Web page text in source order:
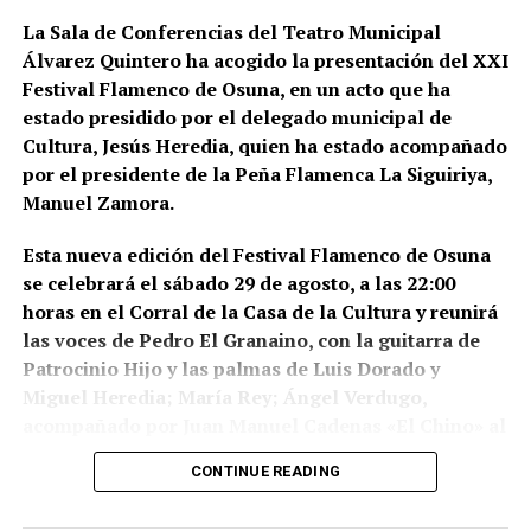
registros en sociedades mercantiles situadas en La
Puebla de Cazalla, Valencia, Badajoz y Córdoba,
además del registro de un domicilio particular en La
Puebla de Cazalla. La información oficial no precisa,
al menos por ahora, cuántas de las nueve empresas
registradas se encontraban concretamente en el
municipio sevillano, por lo que no sería correcto
La operación se desarrolló bajo la dirección de la
Sección Civil y de Instrucción del Tribunal de
Instancia de Morón de la Frontera, plaza número 2,
órgano judicial competente en la investigación. La
existencia y actual denominación de este Tribunal
Ministerio de Justicia.
La Sala de Conferencias del Teatro Municipal
Álvarez Quintero ha acogido la presentación del XXI
Festival Flamenco de Osuna, en un acto que ha
estado presidido por el delegado municipal de
Cultura, Jesús Heredia, quien ha estado acompañado
por el presidente de la Peña Flamenca La Siguiriya,
Manuel Zamora.
Esta nueva edición del Festival Flamenco de Osuna
se celebrará el sábado 29 de agosto, a las 22:00
horas en el Corral de la Casa de la Cultura y reunirá
las voces de Pedro El Granaino, con la guitarra de
Patrocinio Hijo y las palmas de Luis Dorado y
Miguel Heredia; María Rey; Ángel Verdugo,
toque y María José e Isabel León a las palmas y
Montse Cortés acompañada por la guitarra de
CONTINUE READING